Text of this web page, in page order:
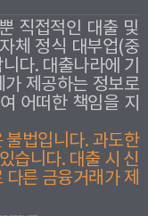
직접적인 대출 및
체 정식 대부업(중
다. 대출나라에 기
제공하는 정보로
어떠한 책임을 지
불법입니다. 과도한
습니다. 대출 시 신
른 금융거래가 제